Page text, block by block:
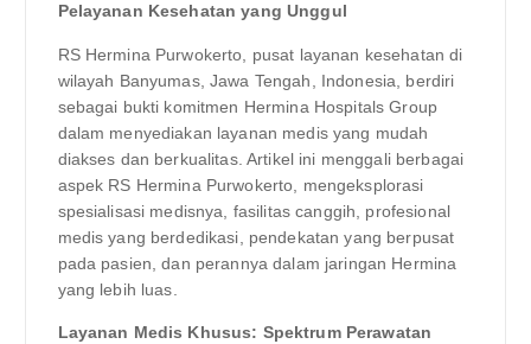
Pelayanan Kesehatan yang Unggul
RS Hermina Purwokerto, pusat layanan kesehatan di
wilayah Banyumas, Jawa Tengah, Indonesia, berdiri
sebagai bukti komitmen Hermina Hospitals Group
dalam menyediakan layanan medis yang mudah
diakses dan berkualitas. Artikel ini menggali berbagai
aspek RS Hermina Purwokerto, mengeksplorasi
spesialisasi medisnya, fasilitas canggih, profesional
medis yang berdedikasi, pendekatan yang berpusat
pada pasien, dan perannya dalam jaringan Hermina
yang lebih luas.
Layanan Medis Khusus: Spektrum Perawatan